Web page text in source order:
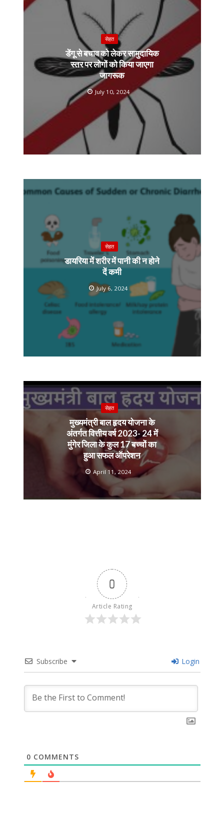
सेहत
डेंगू से बचाव को लेकर सामुदायिक
स्तर पर लोगों को किया जाएगा
जागरूक
July 10, 2024
सेहत
डायरिया में शरीर में पानी की न होने
दें कमी
July 6, 2024
सेहत
मुख्यमंत्री बाल हृदय योजना के
अंतर्गत वित्तीय वर्ष 2023- 24 में
मुंगेर जिला के कुल 17 बच्चों का
हुआ सफल ऑपरेशन
April 11, 2024
0
Article Rating
Subscribe Login
0 COMMENTS